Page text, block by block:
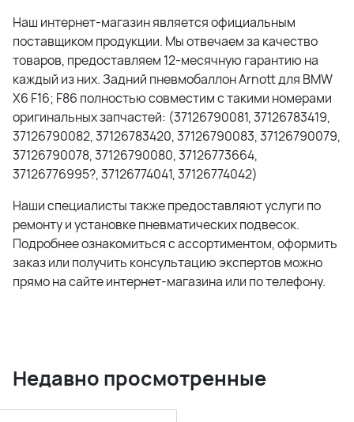
Наш интернет-магазин является официальным
поставщиком продукции. Мы отвечаем за качество
товаров, предоставляем 12-месячную гарантию на
каждый из них.Задний пневмобаллон Arnott для BMW
X6 F16; F86 полностью совместим с такими номерами
оригинальных запчастей: (37126790081, 37126783419,
37126790082, 37126783420, 37126790083, 37126790079,
37126790078, 37126790080, 37126773664,
37126776995?, 37126774041, 37126774042)
Наши специалисты также предоставляют услуги по
ремонту и установке пневматических подвесок.
Подробнее ознакомиться с ассортиментом, оформить
заказ или получить консультацию экспертов можно
прямо на сайте интернет-магазина или по телефону.
Недавно просмотренные